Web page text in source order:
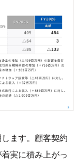
ます。顧客契約
実に積み上がっ